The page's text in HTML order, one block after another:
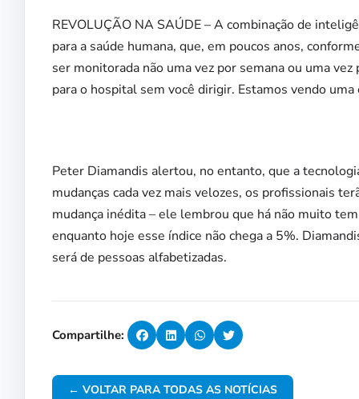
REVOLUÇÃO NA SAÚDE – A combinação de
para a saúde humana, que, em poucos anos,
ser monitorada não uma vez por semana ou uma
para o hospital sem você dirigir. Estamos vendo
Peter Diamandis alertou, no entanto, que a
mudanças cada vez mais velozes, os profissionais
mudança inédita – ele lembrou que há não muito
enquanto hoje esse índice não chega a 5%.
será de pessoas alfabetizadas.
Compartilhe:
← VOLTAR PARA TODAS AS NOTÍCIAS